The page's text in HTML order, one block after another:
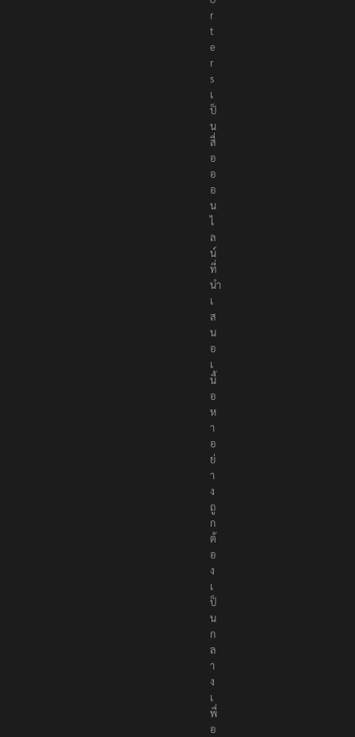
r
t
e
r
s
เ
ป็
น
สื่
อ
อ
อ
น
ไ
ล
น์
ที่
นำ
เ
ส
น
อ
เ
นื้
อ
ห
า
อ
ย่
า
ง
ถู
ก
ต้
อ
ง
เ
ป็
น
ก
ล
า
ง
เ
พื่
อ